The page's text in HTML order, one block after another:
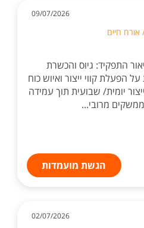
09/07/2026
חיים
התפקיד: גיוס והכשרת
הפעלת קווי ייצור ואיוש כוח
יומית/ שבועית תוך עמידה
מרובי...
הגשת מועמדות
02/07/2026